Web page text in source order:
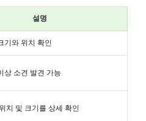
설명
기와 위치 확인
상 소견 발견 가능
치 및 크기를 상세 확인